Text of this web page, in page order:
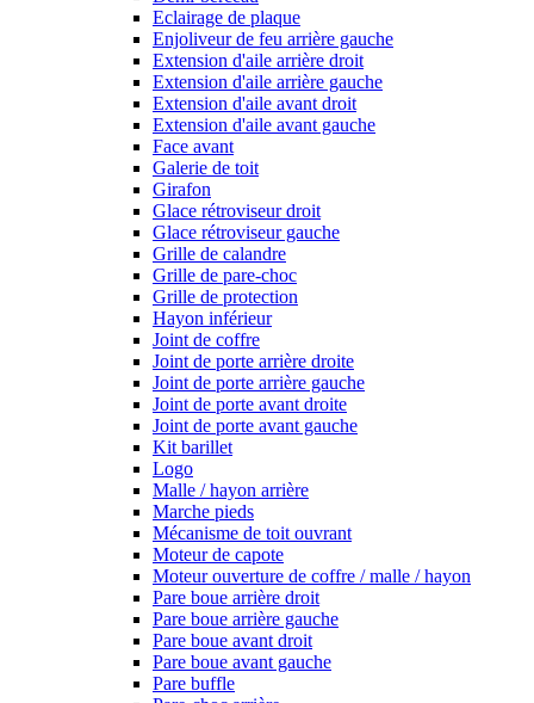
Eclairage de plaque
Enjoliveur de feu arrière gauche
Extension d'aile arrière droit
Extension d'aile arrière gauche
Extension d'aile avant droit
Extension d'aile avant gauche
Face avant
Galerie de toit
Girafon
Glace rétroviseur droit
Glace rétroviseur gauche
Grille de calandre
Grille de pare-choc
Grille de protection
Hayon inférieur
Joint de coffre
Joint de porte arrière droite
Joint de porte arrière gauche
Joint de porte avant droite
Joint de porte avant gauche
Kit barillet
Logo
Malle / hayon arrière
Marche pieds
Mécanisme de toit ouvrant
Moteur de capote
Moteur ouverture de coffre / malle / hayon
Pare boue arrière droit
Pare boue arrière gauche
Pare boue avant droit
Pare boue avant gauche
Pare buffle